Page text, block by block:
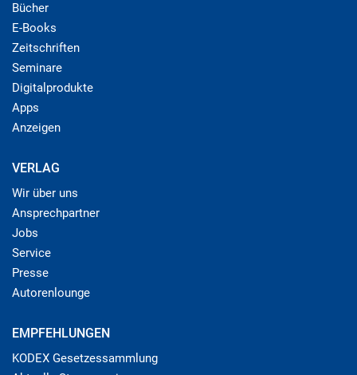
Bücher
E-Books
Zeitschriften
Seminare
Digitalprodukte
Apps
Anzeigen
VERLAG
Wir über uns
Ansprechpartner
Jobs
Service
Presse
Autorenlounge
EMPFEHLUNGEN
KODEX Gesetzessammlung